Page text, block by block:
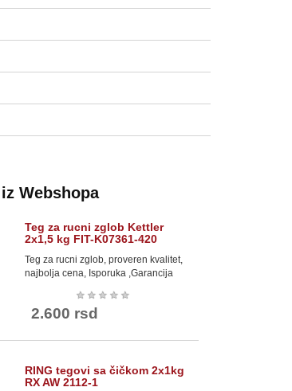
Webshopa
Teg za rucni zglob Kettler
2x1,5 kg FIT-K07361-420
Teg za rucni zglob, proveren kvalitet,
najbolja cena, Isporuka ,Garancija
★ ★ ★ ★ ★
2.600 rsd
RING tegovi sa čičkom 2x1kg
RX AW 2112-1